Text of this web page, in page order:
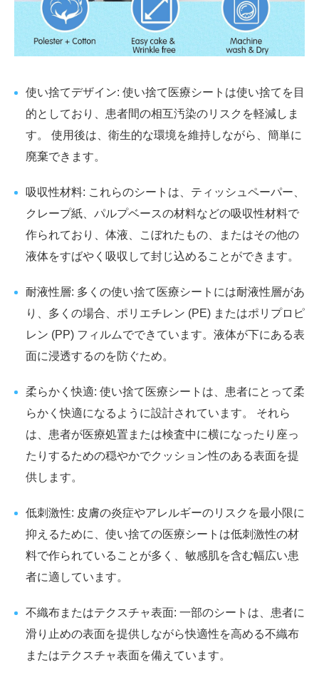
使い捨てデザイン: 使い捨て医療シートは使い捨てを目
的としており、患者間の相互汚染のリスクを軽減しま
す。 使用後は、衛生的な環境を維持しながら、簡単に
廃棄できます。
吸収性材料: これらのシートは、ティッシュペーパー、
クレープ紙、パルプベースの材料などの吸収性材料で
作られており、体液、こぼれたもの、またはその他の
液体をすばやく吸収して封じ込めることができます。
耐液性層: 多くの使い捨て医療シートには耐液性層があ
り、多くの場合、ポリエチレン (PE) またはポリプロピ
レン (PP) フィルムでできています。液体が下にある表
面に浸透するのを防ぐため。
柔らかく快適: 使い捨て医療シートは、患者にとって柔
らかく快適になるように設計されています。 それら
は、患者が医療処置または検査中に横になったり座っ
たりするための穏やかでクッション性のある表面を提
供します。
低刺激性: 皮膚の炎症やアレルギーのリスクを最小限に
抑えるために、使い捨ての医療シートは低刺激性の材
料で作られていることが多く、敏感肌を含む幅広い患
者に適しています。
不織布またはテクスチャ表面: 一部のシートは、患者に
滑り止めの表面を提供しながら快適性を高める不織布
またはテクスチャ表面を備えています。